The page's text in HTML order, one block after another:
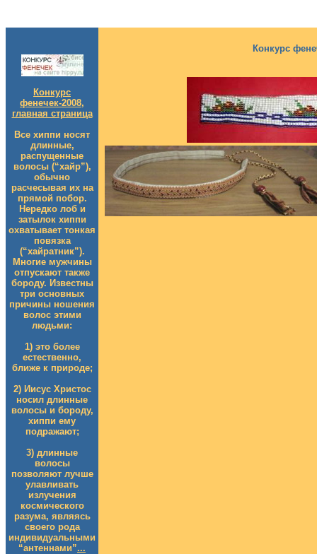
Конкурс
фенечек-2008,
главная страница
Все хиппи носят
длинные,
распущенные
волосы (“хайр”),
обычно
расчесывая их на
прямой побор.
Нередко лоб и
затылок хиппи
охватывает тонкая
повязка
(“хайратник”).
Многие мужчины
отпускают также
бороду. Известны
три основных
причины ношения
волос этими
людьми:
1) это более
естественно,
ближе к природе;
2) Иисус Христос
носил длинные
волосы и бороду,
хиппи ему
подражают;
3) длинные
волосы
позволяют лучше
улавливать
излучения
космического
разума, являясь
своего рода
индивидуальными
“антеннами”...
Конкурс